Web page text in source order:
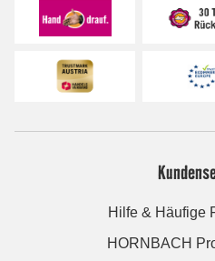
Hilfe & Häufige
HORNBACH